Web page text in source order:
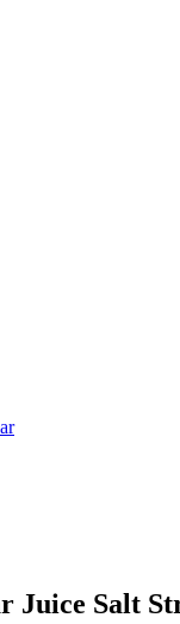
Juice Salt